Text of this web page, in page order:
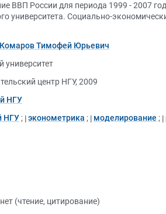
ВВП России для периода 1999 - 2007
университета. Социально-
Комаров Тимофей Юрьевич
университет
центр НГУ, 2009
НГУ
НГУ ; эконометрика ; моделирование ;
(чтение, цитирование)